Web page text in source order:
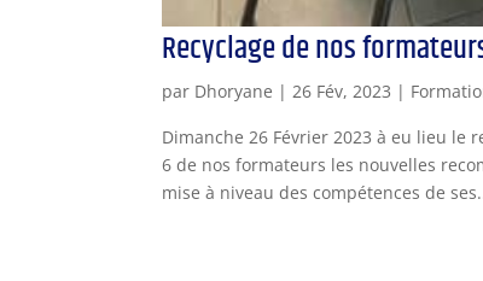
Recyclage de nos
par Dhoryane |26 Fév, 2023 |
Dimanche 26 Février 2023 à eu lieu le
6 de nos formateurs les nouvelles
mise à niveau des compétences de